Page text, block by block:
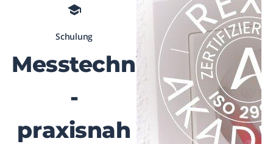
school
Schulung
Messtechnik
-
praxisnah